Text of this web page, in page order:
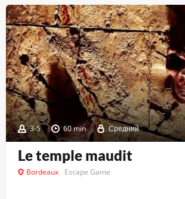
3-5 60 min Средний
Le temple maudit
Bordeaux Escape Game